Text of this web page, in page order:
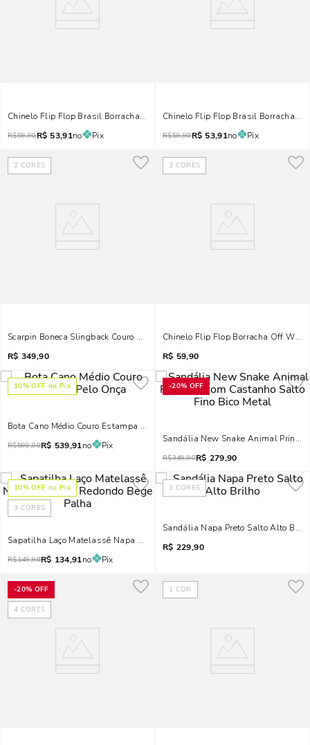
Chinelo Flip Flop Brasil Borracha Amarelo
R$59,90R$ 53,91no Pix
Chinelo Flip Flop Brasil Borracha
R$59,90R$ 53,91no Pix
2 CORES
Scarpin Boneca Slingback Couro Nobre Soft Marrom Dark Salto Bloco
R$ 349,90
3 CORES
Chinelo Flip Flop Borracha Off White
R$ 59,90
10% OFF no Pix
Bota Cano Médio Couro Estampa Pelo Onça
R$599,90R$ 539,91no Pix
-20% OFF
Sandália New Snake Animal Print
R$349,90R$ 279,90
10% OFF no Pix
3 CORES
Sapatilha Laço Matelassê Napa Soft Bico Redondo Bege Palha
R$149,90R$ 134,91no Pix
3 CORES
Sandália Napa Preto Salto Alto
R$ 229,90
-20% OFF
4 CORES
1 COR